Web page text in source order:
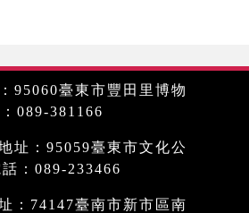
95060臺東市豐田里博物
089-381166
址：95059臺東市文化公
：089-233466
：74147臺南市新市區南